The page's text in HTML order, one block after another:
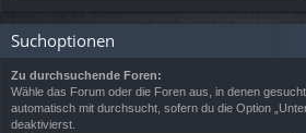
Suchoptionen
Zu durchsuchende Foren:
Wähle das Forum oder die Foren aus, in denen
automatisch mit durchsucht, sofern du die Option
deaktivierst.